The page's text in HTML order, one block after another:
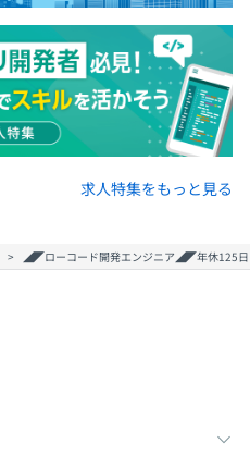
求人特集をもっと見る
◢◤ローコード開発エンジニア◢◤年休125日